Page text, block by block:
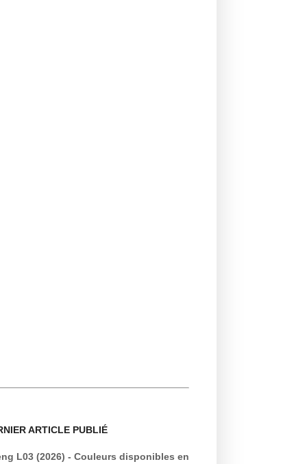
ARTICLE PUBLIÉ
L03 (2026) - Couleurs disponibles en